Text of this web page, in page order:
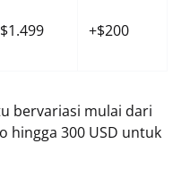
$1.499 +$200
bervariasi mulai dari
hingga 300 USD untuk